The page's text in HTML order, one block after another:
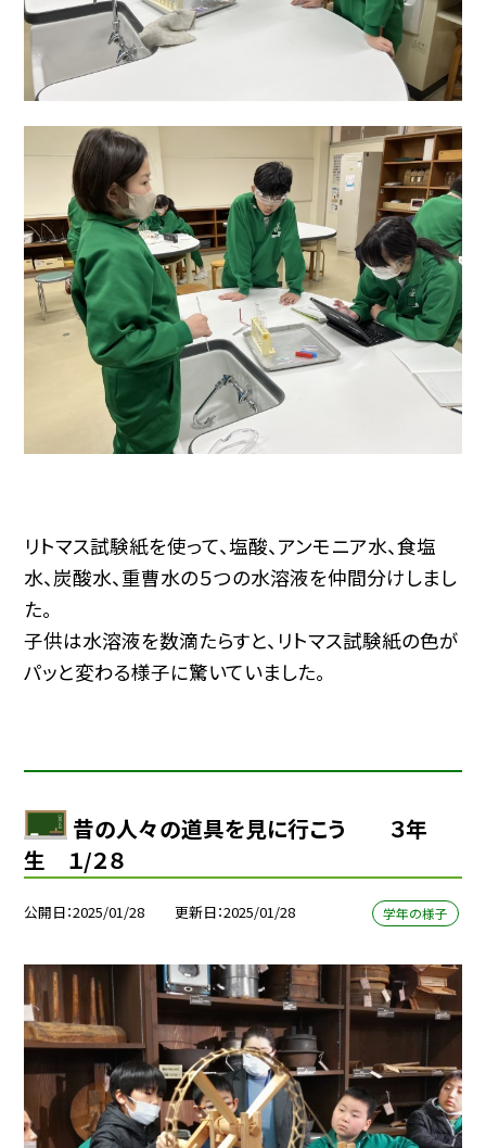
リトマス試験紙を使って、塩酸、アンモニア水、食塩
水、炭酸水、重曹水の５つの水溶液を仲間分けしまし
た。
子供は水溶液を数滴たらすと、リトマス試験紙の色が
パッと変わる様子に驚いていました。
昔の人々の道具を見に行こう ３年
生 １/２８
公開日 2025/01/28 更新日 2025/01/28 学年の様子